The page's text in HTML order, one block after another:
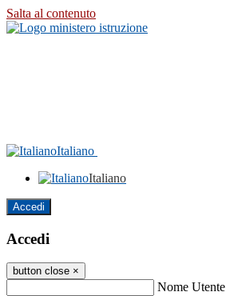
Salta al contenuto
Italiano
Italiano
Accedi
Accedi
button close ×
Nome Utente